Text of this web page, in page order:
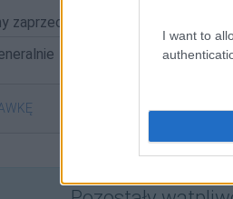
I want to
zaprzeczone: